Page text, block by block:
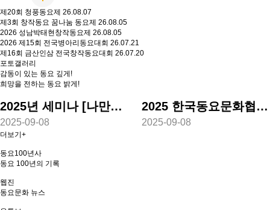
제20회 청풍동요제 26.08.07
제3회 창작동요 꿈나눔 동요제 26.08.05
2026 성남박태현창작동요제 26.08.05
2026 제15회 전국병아리동요대회 26.07.21
제16회 금산인삼 전국창작동요대회 26.07.20
포토갤러리
감동이 있는 동요 깊게!
희망을 전하는 동요 밝게!
2025년 세미나 [나만의 예쁜 동요영상 만들기]
2025-09-08
2025 한국동요문화협회 총회
2025-09-08
더보기+
동요100년사
동요 100년의 기록
웹진
동요문화 뉴스